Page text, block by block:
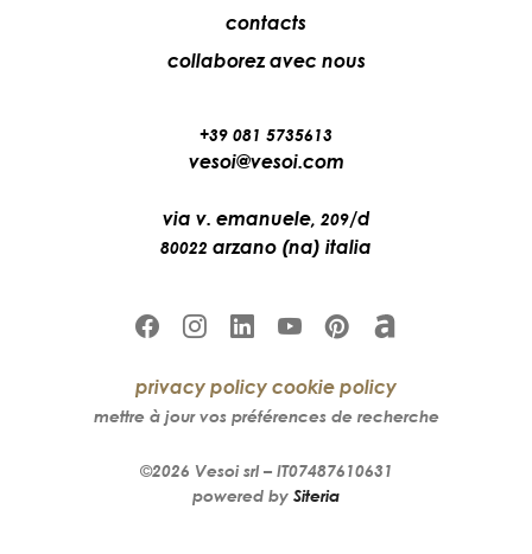
contacts
collaborez avec nous
+39 081 5735613
vesoi@vesoi.com
via v. emanuele, 209/d
80022 arzano (na) italia
privacy policy cookie policy
mettre à jour vos préférences de recherche
©2026 Vesoisrl – IT07487610631
powered by Siteria